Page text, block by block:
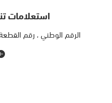
استعلامات
الرقم الوطني ، رقم